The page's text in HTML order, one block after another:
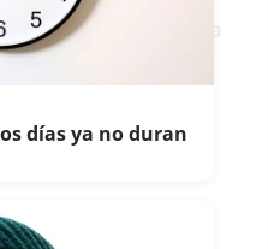
heridas de extrema
días ya no duran